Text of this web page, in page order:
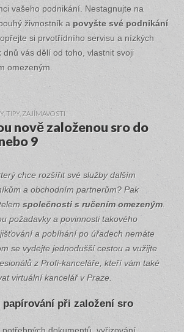
vašeho podnikání. Nestagnujte na
živnostník a povyšte své podnikání
si prvotřídního servisu a nízkých
dnů vás dělí od toho, vlastnit svoji
omezeným.
TIPY, ZAJÍMAVOSTI
nově založenou sro do
9
chce rozšířit své služby dalším
a obchodním partnerům? Pak
společnosti s ručením omezeným.
požadavky a povinnosti takového
a pobíhání po úřadech nemáte
se vydejte jednodušší cestou a vužijte
z Profi-kanceláře, kteří vám také
virtuální kancelář v Praze.
papírování při založení sro
dokumentů, vyřizování